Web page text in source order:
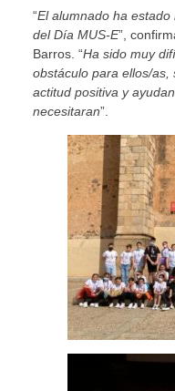
“El alumnado ha
del Día MUS-E”,
Barros. “Ha sido muy
obstáculo para ellos/
actitud positiva y
necesitaran”.